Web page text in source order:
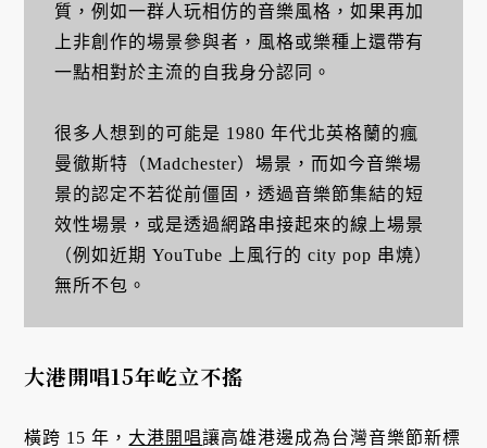
質，例如一群人玩相仿的音樂風格，如果再加
上非創作的場景參與者，風格或樂種上還帶有
一點相對於主流的自我身分認同。
很多人想到的可能是 1980 年代北英格蘭的瘋
曼徹斯特（Madchester）場景，而如今音樂場
景的認定不若從前僵固，透過音樂節集結的短
效性場景，或是透過網路串接起來的線上場景
（例如近期 YouTube 上風行的 city pop 串燒）
無所不包。
大港開唱15年屹立不搖
橫跨 15 年， 大港開唱讓高雄港邊成為台灣音樂節新標